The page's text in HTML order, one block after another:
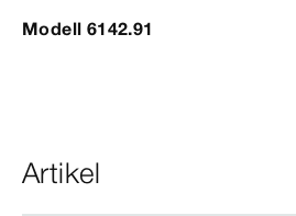
Modell 6142.91
Artikel